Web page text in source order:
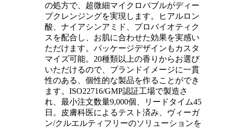
の処方で、超微細マイクロバブルがディー
プクレンジングを実現します。ヒアルロン
酸、ナイアシンアミド、プロバイオティク
スを配合し、お肌に合わせた効果を実感い
ただけます。パッケージデザインもカスタ
マイズ可能。20種類以上の香りからお選び
いただけるので、ブランドイメージに一貫
性のある、個性的な製品を作ることができ
ます。ISO22716/GMP認証工場で製造さ
れ、最小注文数量9,000個、リードタイム45
日。皮膚科医によるテスト済み、ヴィーガ
ン/クルエルティフリーのソリューションを